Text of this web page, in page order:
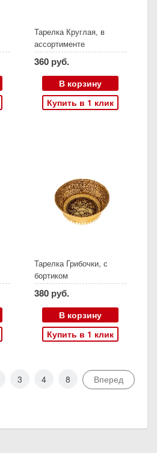
Тарелка Круглая, в
ассортименте
360 руб.
В корзину
Купить в 1 клик
Тарелка Грибочки, с
бортиком
380 руб.
В корзину
Купить в 1 клик
3 4 8 Вперед